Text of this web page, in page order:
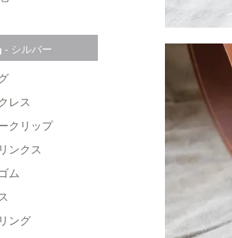
‐ シルバー
レス
クリップ
ンクス
ム
ング